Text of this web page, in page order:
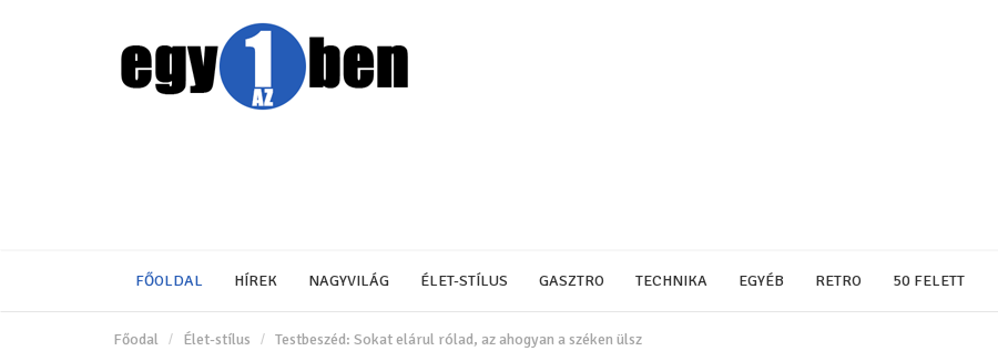
FŐOLDAL HÍREK NAGYVILÁG ÉLET-STÍLUS GASZTRO TECHNIKA EGYÉB RETRO 50 FELETT
Főodal Élet-stílus Testbeszéd: Sokat elárul rólad, az ahogyan a széken ülsz